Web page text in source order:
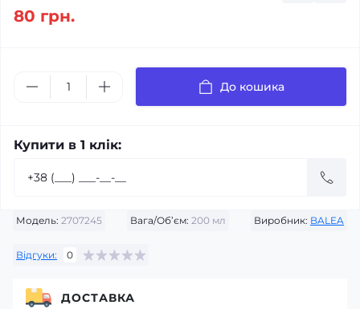
Модель: 2707245 Вага/Об’єм: 200 мл Виробник: BALEA
Відгуки: 0
80 грн.
До кошика
Купити в 1 клік:
ДОСТАВКА